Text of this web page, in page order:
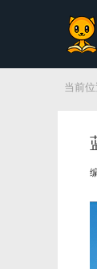
当前位